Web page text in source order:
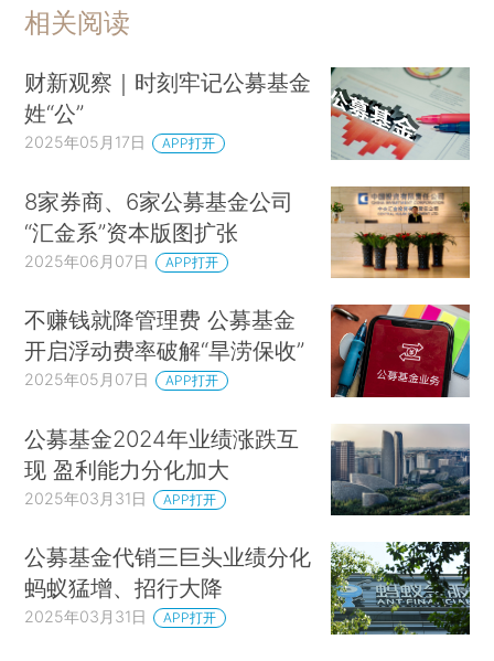
相关阅读
财新观察｜时刻牢记公募基金
姓“公”
2025年05月17日 APP打开
8家券商、6家公募基金公司
“汇金系”资本版图扩张
2025年06月07日 APP打开
不赚钱就降管理费 公募基金
开启浮动费率破解“旱涝保收”
2025年05月07日 APP打开
公募基金2024年业绩涨跌互
现 盈利能力分化加大
2025年03月31日 APP打开
公募基金代销三巨头业绩分化
蚂蚁猛增、招行大降
2025年03月31日 APP打开